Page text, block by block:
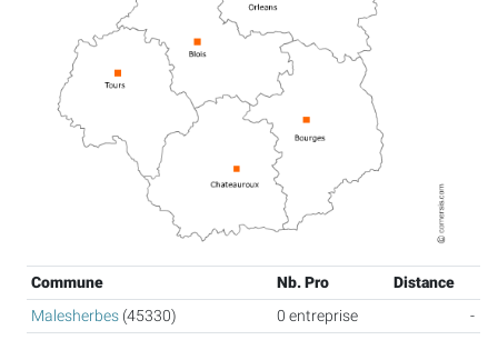
Commune Nb. Pro
Distance
Malesherbes (45330) 0 entreprise
-